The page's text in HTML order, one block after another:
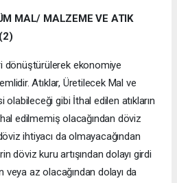
MAL/ MALZEME VE ATIK
ekonomiye
Atıklar, Üretilecek Mal ve
gibi İthal edilen atıkların
edilmemiş olacağından döviz
ihtiyacı da olmayacağından
döviz kuru artışından dolayı girdi
veya az olacağından dolayı da